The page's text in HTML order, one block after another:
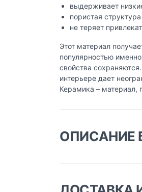
выдерживает
пористая
не теряет
Этот материал
популярностью
свойства
интерьере дает
Керамика – материал,
ОПИСАНИЕ
Французское
не только для